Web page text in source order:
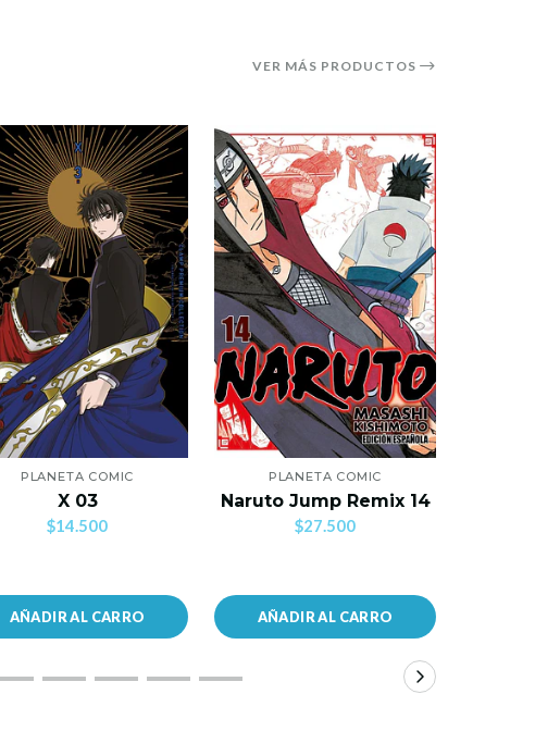
VER MÁS PRODUCTOS
PLANETA COMIC
X 03
$14.500
AÑADIR AL CARRO
PLANETA COMIC
Naruto Jump Remix 14
$27.500
AÑADIR AL CARRO